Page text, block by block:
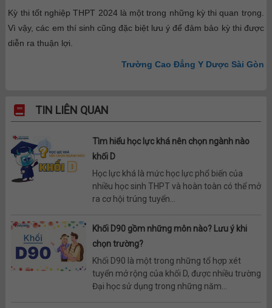
Kỳ thi tốt nghiệp THPT 2024 là một trong những kỳ thi quan trọng.
Vì vậy, các em thí sinh cũng đặc biệt lưu ý để đảm bảo kỳ thi được
diễn ra thuận lợi.
Trường Cao Đẳng Y Dược Sài Gòn
TIN LIÊN QUAN
Tìm hiểu học lực khá nên chọn ngành nào
khối D
Học lực khá là mức học lực phổ biến của
nhiều học sinh THPT và hoàn toàn có thể mở
ra cơ hội trúng tuyển...
Khối D90 gồm những môn nào? Lưu ý khi
chọn trường?
Khối D90 là một trong những tổ hợp xét
tuyển mở rộng của khối D, được nhiều trường
Đại học sử dụng trong những năm...